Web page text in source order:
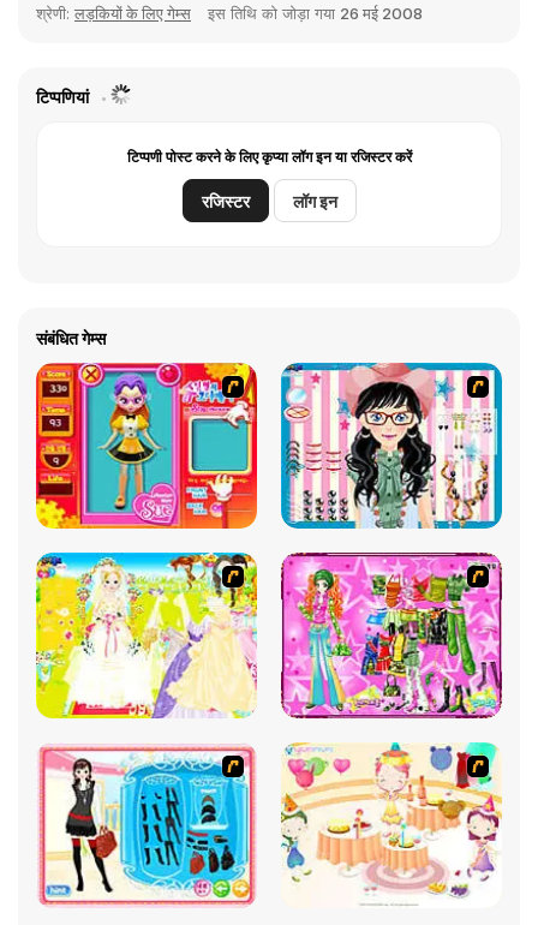
श्रेणी: लड़कियों के लिए गेम्स इस तिथि को जोड़ा गया 26 मई 2008
टिप्पणियां
टिप्पणी पोस्ट करने के लिए कृप्या लॉग इन या रजिस्टर करें
रजिस्टर लॉग इन
संबंधित गेम्स